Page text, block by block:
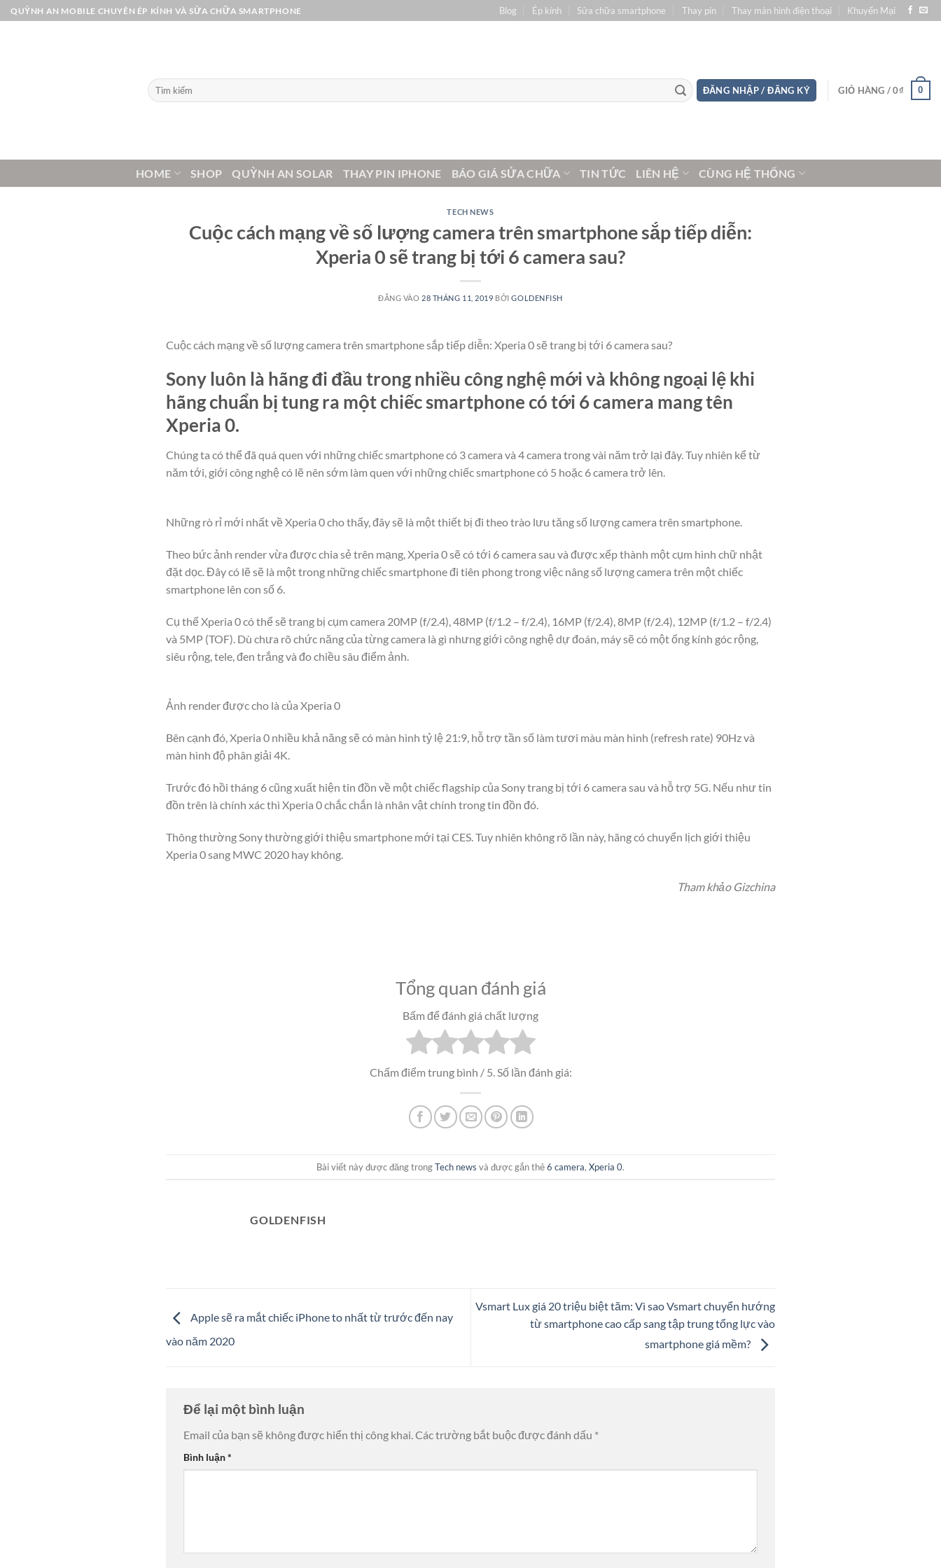
Bỏ
qua
QUỲNH AN MOBILE CHUYÊN ÉP KÍNH VÀ SỬA CHỮA SMARTPHONE Blog Ép kính Sửa chữa smartphone Thay pin Thay màn hình điện thoại Khuyến Mại
Tìm
kiếm:
ĐĂNG NHẬP / ĐĂNG KÝ GIỎ HÀNG /0₫ 0
HOME SHOP QUỲNH AN SOLAR THAY PIN IPHONE BÁO GIÁ SỬA CHỮA TIN TỨC LIÊN HỆ CÙNG HỆ THỐNG
TECH NEWS
Cuộc cách mạng về số lượng camera trên smartphone sắp tiếp diễn:
Xperia 0 sẽ trang bị tới 6 camera sau?
ĐĂNG VÀO 28 THÁNG 11, 2019 BỞIGOLDENFISH
Cuộc cách mạng về số lượng camera trên smartphone sắp tiếp diễn: Xperia 0 sẽ trang bị tới 6 camera sau?
Sony luôn là hãng đi đầu trong nhiều công nghệ mới và không ngoại lệ khi
hãng chuẩn bị tung ra một chiếc smartphone có tới 6 camera mang tên
Xperia 0.
Chúng ta có thể đã quá quen với những chiếc smartphone có 3 camera và 4 camera trong vài năm trở lại đây. Tuy nhiên kể từ
năm tới, giới công nghệ có lẽ nên sớm làm quen với những chiếc smartphone có 5 hoặc 6 camera trở lên.
Những rò rỉ mới nhất về Xperia 0 cho thấy, đây sẽ là một thiết bị đi theo trào lưu tăng số lượng camera trên smartphone.
Theo bức ảnh render vừa được chia sẻ trên mạng, Xperia 0 sẽ có tới 6 camera sau và được xếp thành một cụm hình chữ nhật
đặt dọc. Đây có lẽ sẽ là một trong những chiếc smartphone đi tiên phong trong việc nâng số lượng camera trên một chiếc
smartphone lên con số 6.
Cụ thể Xperia 0 có thể sẽ trang bị cụm camera 20MP (f/2.4), 48MP (f/1.2 – f/2.4), 16MP (f/2.4), 8MP (f/2.4), 12MP (f/1.2 – f/2.4)
và 5MP (TOF). Dù chưa rõ chức năng của từng camera là gì nhưng giới công nghệ dự đoán, máy sẽ có một ống kính góc rộng,
siêu rộng, tele, đen trắng và đo chiều sâu điểm ảnh.
Ảnh render được cho là của Xperia 0
Bên cạnh đó, Xperia 0 nhiều khả năng sẽ có màn hình tỷ lệ 21:9, hỗ trợ tần số làm tươi màu màn hình (refresh rate) 90Hz và
màn hình độ phân giải 4K.
Trước đó hồi tháng 6 cũng xuất hiện tin đồn về một chiếc flagship của Sony trang bị tới 6 camera sau và hỗ trợ 5G. Nếu như tin
đồn trên là chính xác thì Xperia 0 chắc chắn là nhân vật chính trong tin đồn đó.
Thông thường Sony thường giới thiệu smartphone mới tại CES. Tuy nhiên không rõ lần này, hãng có chuyển lịch giới thiệu
Xperia 0 sang MWC 2020 hay không.
Tham khảo Gizchina
Tổng quan đánh giá
Bấm để đánh giá chất lượng
Chấm điểm trung bình / 5. Số lần đánh giá:
Bài viết này được đăng trongTech news và được gắn thẻ6 camera, Xperia 0.
GOLDENFISH
Apple sẽ ra mắt chiếc iPhone to nhất từ trước đến nay
vào năm 2020
Vsmart Lux giá 20 triệu biệt tăm: Vì sao Vsmart chuyển hướng
từ smartphone cao cấp sang tập trung tổng lực vào
smartphone giá mềm?
Để lại một bình luận
Email của bạn sẽ không được hiển thị công khai.Các trường bắt buộc được đánh dấu *
Bình luận*